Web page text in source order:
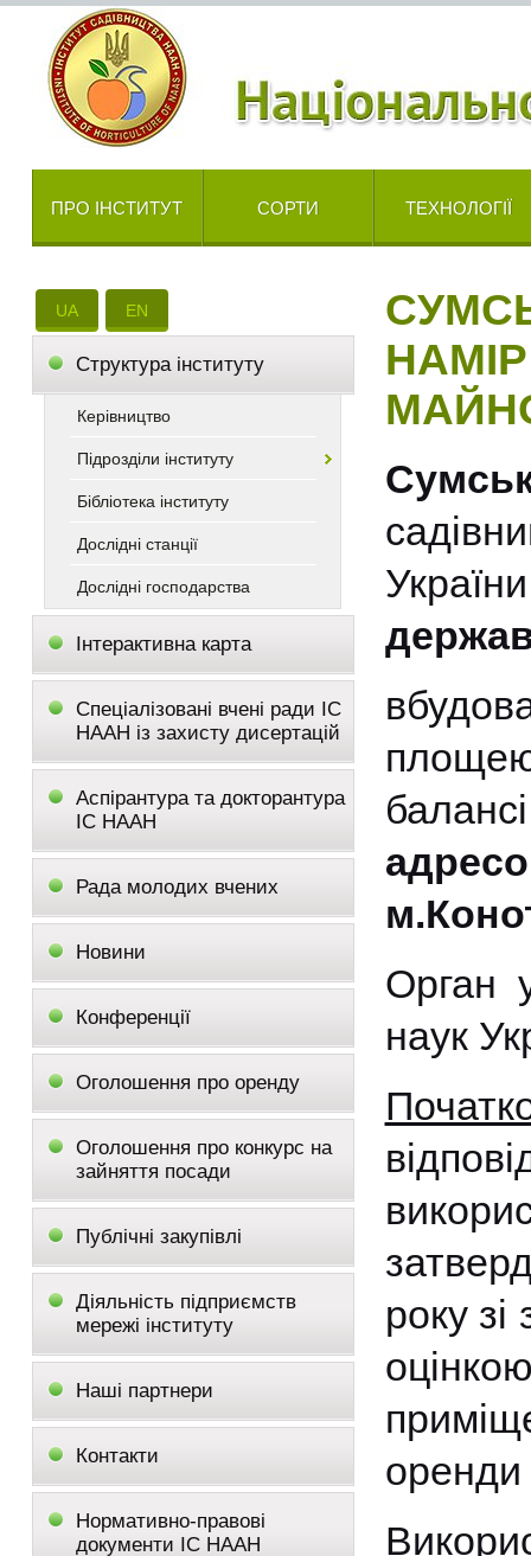
ПРО ІНСТИТУТ СОРТИ ТЕХНОЛОГІЇ
UA EN
Cтруктура інституту
Керівництво
Підрозділи інституту
Бібліотека інституту
Дослідні станції
Дослідні господарства
Інтерактивна карта
Спеціалізовані вчені ради ІС
НААН із захисту дисертацій
Аспірантура та докторантура
ІС НААН
Рада молодих вчених
Новини
Конференції
Оголошення про оренду
Оголошення про конкурс на
зайняття посади
Публічні закупівлі
Діяльність підприємств
мережі інституту
Наші партнери
Контакти
Нормативно-правові
документи ІС НААН
Орган
наук
року
оренди